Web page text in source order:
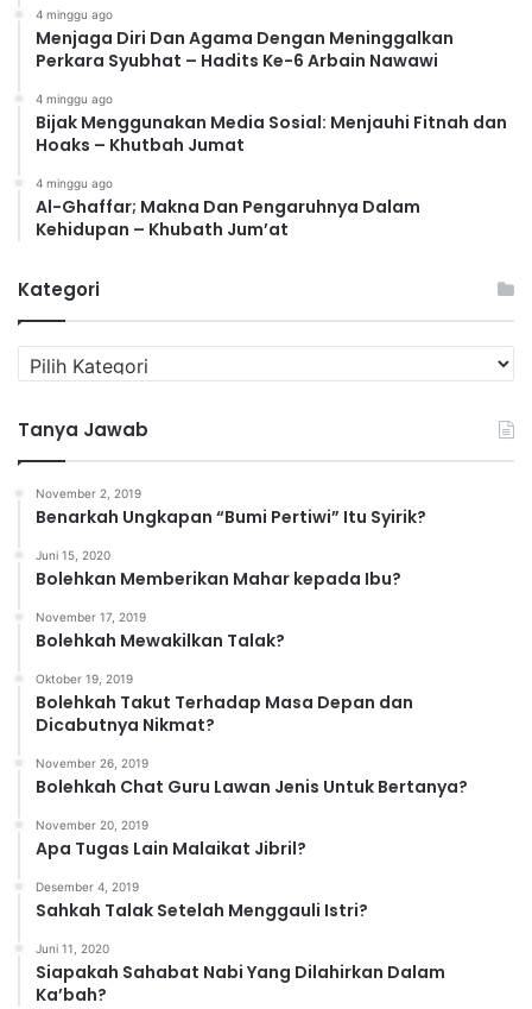
4 minggu ago
Menjaga Diri Dan Agama Dengan Meninggalkan
Perkara Syubhat – Hadits Ke-6 Arbain Nawawi
4 minggu ago
Bijak Menggunakan Media Sosial: Menjauhi Fitnah dan
Hoaks – Khutbah Jumat
4 minggu ago
Al-Ghaffar; Makna Dan Pengaruhnya Dalam
Kehidupan – Khubath Jum’at
Kategori
a
e
g
Tanya Jawab
November 2, 2019
Benarkah Ungkapan “Bumi Pertiwi” Itu Syirik?
Juni 15, 2020
Bolehkan Memberikan Mahar kepada Ibu?
November 17, 2019
Bolehkah Mewakilkan Talak?
Oktober 19, 2019
Bolehkah Takut Terhadap Masa Depan dan
Dicabutnya Nikmat?
November 26, 2019
Bolehkah Chat Guru Lawan Jenis Untuk Bertanya?
November 20, 2019
Apa Tugas Lain Malaikat Jibril?
Desember 4, 2019
Sahkah Talak Setelah Menggauli Istri?
Juni 11, 2020
Siapakah Sahabat Nabi Yang Dilahirkan Dalam
Ka’bah?